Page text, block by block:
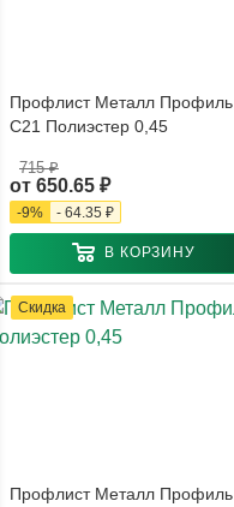
Профлист Металл Профиль
С21 Полиэстер 0,45
от 650.65 ₽
715 ₽
-9% - 64.35 ₽
В КОРЗИНУ
Скидка
Профлист Металл Профиль